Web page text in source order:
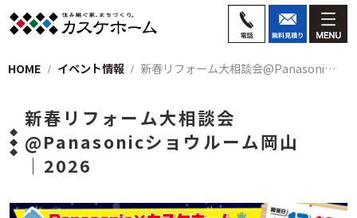
HOME イベント情報 新春リフォーム大相談会@Panasoni…
新春リフォーム大相談会
@Panasonicショウルーム岡山
│2026